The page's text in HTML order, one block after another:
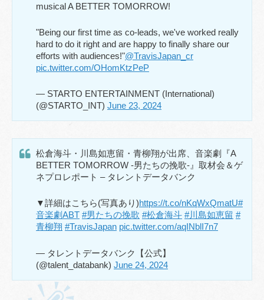
musical A BETTER TOMORROW!
"Being our first time as co-leads, we've worked really
hard to do it right and are happy to finally share our
efforts with audiences!"@TravisJapan_cr
pic.twitter.com/OHomKtzPeP
— STARTO ENTERTAINMENT (International)
(@STARTO_INT) June 23, 2024
松倉海斗・川島如恵留・青柳翔が出席、音楽劇『A
BETTER TOMORROW -男たちの挽歌-』取材会＆ゲ
ネプロレポート – タレントデータバンク
▼詳細はこちら(写真あり)https://t.co/nKqWxQmatU#
音楽劇ABT #男たちの挽歌 #松倉海斗 #川島如恵留 #
青柳翔 #TravisJapan pic.twitter.com/aqINblI7n7
— タレントデータバンク【公式】
(@talent_databank) June 24, 2024